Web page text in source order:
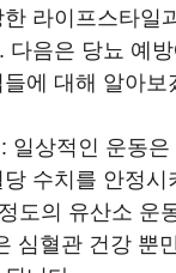
라이프스타일
다음은 당뇨 예
에 대해 알아보
일상적인 운동
수치를 안정시
도의 유산소 운
심혈관 건강 뿐